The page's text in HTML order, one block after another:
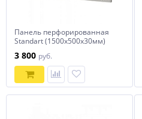
Панель перфорированная
Standart (1500х500х30мм)
3 800 руб.